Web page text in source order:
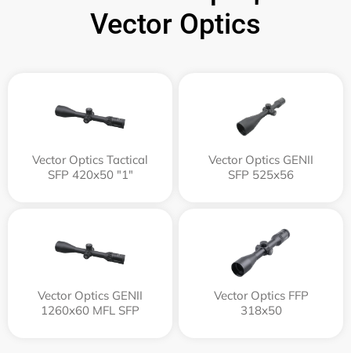
Vector Optics
Vector Optics Tactical
SFP 420x50 "1"
Vector Optics GENII
SFP 525x56
Vector Optics GENII
1260x60 MFL SFP
Vector Optics FFP
318x50